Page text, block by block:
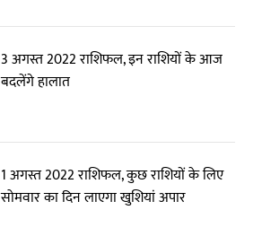
3 अगस्त 2022 राशिफल, इन राशियों के आज
बदलेंगे हालात
1 अगस्त 2022 राशिफल, कुछ राशियों के लिए
सोमवार का दिन लाएगा खुशियां अपार